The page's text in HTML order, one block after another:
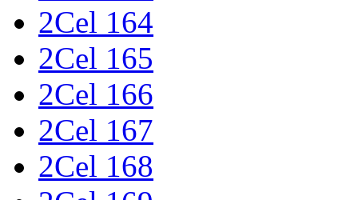
2Cel 164
2Cel 165
2Cel 166
2Cel 167
2Cel 168